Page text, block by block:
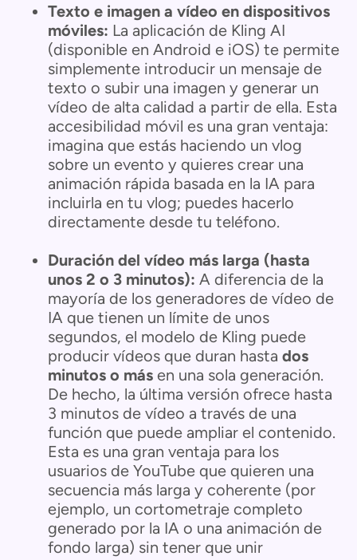
Texto e imagen a vídeo en dispositivos
móviles: La aplicación de Kling AI
(disponible en Android e iOS) te permite
simplemente introducir un mensaje de
texto o subir una imagen y generar un
vídeo de alta calidad a partir de ella. Esta
accesibilidad móvil es una gran ventaja:
imagina que estás haciendo un vlog
sobre un evento y quieres crear una
animación rápida basada en la IA para
incluirla en tu vlog; puedes hacerlo
directamente desde tu teléfono.
Duración del vídeo más larga (hasta
unos 2 o 3 minutos): A diferencia de la
mayoría de los generadores de vídeo de
IA que tienen un límite de unos
segundos, el modelo de Kling puede
producir vídeos que duran hasta dos
minutos o más en una sola generación.
De hecho, la última versión ofrece hasta
3 minutos de vídeo a través de una
función que puede ampliar el contenido.
Esta es una gran ventaja para los
usuarios de YouTube que quieren una
secuencia más larga y coherente (por
ejemplo, un cortometraje completo
generado por la IA o una animación de
fondo larga) sin tener que unir